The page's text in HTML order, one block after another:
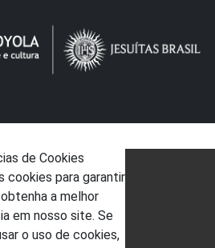
de Cookies
cookies para garantir
a melhor
em nosso site. Se
o uso de cookies,